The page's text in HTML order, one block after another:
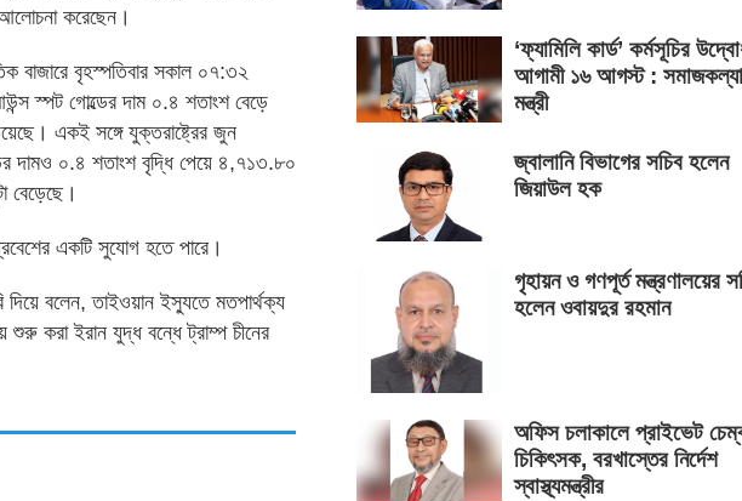
করেছেন।
বাজারে বৃহস্পতিবার সকাল ০৭:৩২
স্পট গোল্ডের দাম ০.৪ শতাংশ বেড়ে
একই সঙ্গে যুক্তরাষ্ট্রের জুন
দামও ০.৪ শতাংশ বৃদ্ধি পেয়ে ৪,৭১৩.৮০
বেড়েছে।
একটি সুযোগ হতে পারে।
দিয়ে বলেন, তাইওয়ান ইস্যুতে মতপার্থক্য
শুরু করা ইরান যুদ্ধ বন্ধে ট্রাম্প চীনের
‘ফ্যামিলি কার্ড’ কর্মসূচির
আগামী ১৬ আগস্ট :
মন্ত্রী
জ্বালানি বিভাগের সচিব হলেন
জিয়াউল হক
গৃহায়ন ও গণপূর্ত মন্ত্রণালয়ের
হলেন ওবায়দুর রহমান
অফিস চলাকালে প্রাইভেট
চিকিৎসক, বরখাস্তের নির্দেশ
স্বাস্থ্যমন্ত্রীর